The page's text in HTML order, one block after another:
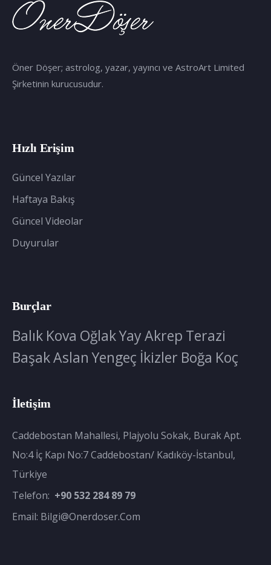
Öner Döşer; astrolog, yazar, yayıncı ve AstroArt Limited
Şirketinin kurucusudur.
Hızlı Erişim
Güncel Yazılar
Haftaya Bakış
Güncel Videolar
Duyurular
Burçlar
Balık Kova OğlakYayAkrep Terazi
BaşakAslan Yengeç İkizler Boğa Koç
İletişim
Caddebostan Mahallesi, Plajyolu Sokak, Burak Apt.
No:4 İç Kapı No:7 Caddebostan/ Kadıköy-İstanbul,
Türkiye
Telefon: +90 532 284 89 79
Email: Bilgi@onerdoser.com